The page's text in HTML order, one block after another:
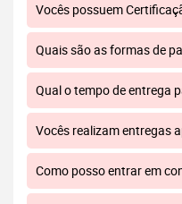
Vocês possuem
Quais são as formas de
Qual o tempo de entrega
Vocês realizam entregas
Como posso entrar em